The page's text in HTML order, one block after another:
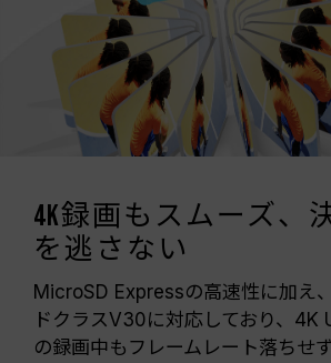
4K録画もスムーズ、
を逃さない
MicroSD Expressの高速性に加え
ドクラスV30に対応しており、4K
の録画中もフレームレート落ちせ